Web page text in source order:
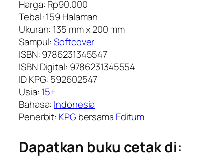
Harga: Rp90.000
Tebal: 159 Halaman
Ukuran: 135 mm x 200 mm
Sampul:Softcover
ISBN: 9786231345547
ISBN Digital: 9786231345554
ID KPG: 592602547
Usia:15+
Bahasa: Indonesia
Penerbit: KPGbersama Editum
Dapatkan buku cetak di: